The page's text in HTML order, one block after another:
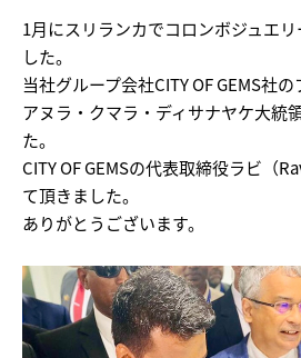
1月にスリランカでコロンボジュエ
した。
当社グループ会社CITY OF GEMS社
アヌラ・クマラ・ディサナヤケ大統
た。
CITY OF GEMSの代表取締役ラビ（
て頂きました。
ありがとうございます。